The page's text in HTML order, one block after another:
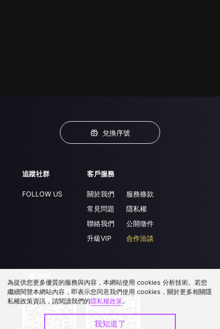
兌換序號
追蹤社群
FOLLOW US
客戶服務
關於我們
常見問題
聯絡我們
升級VIP
服務條款
隱私權
公開徵件
合作洽談
為提供您更多優質的服務與內容，本網站使用 cookies 分析技術。若您
繼續閱覽本網站內容，即表示您同意我們使用 cookies，關於更多相關隱
私權政策資訊，請閱讀我們的隱私權政策。
我知道了